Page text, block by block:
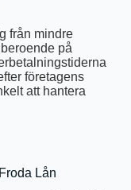
från mindre
på
företagens
att hantera
Lån